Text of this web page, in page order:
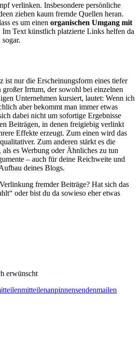
verlinken. Insbesondere persönliche
ziehen kaum fremde Quellen heran.
es um einen organischen Umgang mit
Im Text künstlich platzierte Links helfen da
ist nur die Erscheinungsform eines tiefer
großer Irrtum, der sowohl bei einzelnen
Unternehmen kursiert, lautet: Wenn ich
aber bekommt man immer etwas
dabei nicht um sofortige Ergebnisse
Beiträgen, in denen freigiebig verlinkt
Effekte erzeugt. Zum einen wird das
Zum anderen stärkt es die
es Werbung oder Ähnliches zu tun
– auch für deine Reichweite und
deines Blogs.
fremder Beiträge? Hat sich das
oder bist du da sowieso eher etwas
erwünscht
mitteilenanpinnensendenmailen